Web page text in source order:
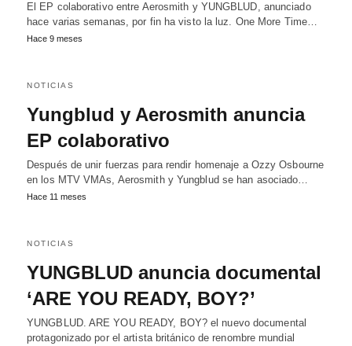
El EP colaborativo entre Aerosmith y YUNGBLUD, anunciado
hace varias semanas, por fin ha visto la luz. One More Time…
Hace 9 meses
NOTICIAS
Yungblud y Aerosmith anuncia
EP colaborativo
Después de unir fuerzas para rendir homenaje a Ozzy Osbourne
en los MTV VMAs, Aerosmith y Yungblud se han asociado…
Hace 11 meses
NOTICIAS
YUNGBLUD anuncia documental
‘ARE YOU READY, BOY?’
YUNGBLUD. ARE YOU READY, BOY? el nuevo documental
protagonizado por el artista británico de renombre mundial